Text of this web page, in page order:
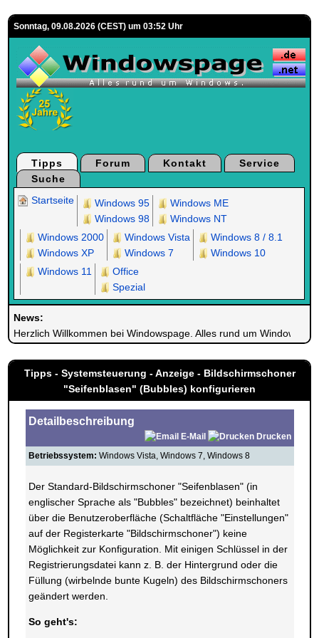
Sonntag, 09.08.2026 (CEST) um 03:52 Uhr
Tipps Forum Kontakt
Service
Suche
Startseite
Windows 95
Windows 98
Windows ME
Windows NT
Windows 2000
Windows XP
Windows Vista
Windows 7
Windows 8 / 8.1
Windows 10
Windows 11
Office
Spezial
News:
Herzlich Willkommen bei Windowspage. Alles rund um Windows.
Tipps - Systemsteuerung - Anzeige - Bildschirmschoner
"Seifenblasen" (Bubbles) konfigurieren
Detailbeschreibung
E-Mail
Drucken
Betriebssystem: Windows Vista, Windows 7, Windows 8
Der Standard-Bildschirmschoner "Seifenblasen" (in
englischer Sprache als "Bubbles" bezeichnet) beinhaltet
über die Benutzeroberfläche (Schaltfläche "Einstellungen"
auf der Registerkarte "Bildschirmschoner") keine
Möglichkeit zur Konfiguration. Mit einigen Schlüssel in der
Registrierungsdatei kann z. B. der Hintergrund oder die
Füllung (wirbelnde bunte Kugeln) des Bildschirmschoners
geändert werden.
So geht's: